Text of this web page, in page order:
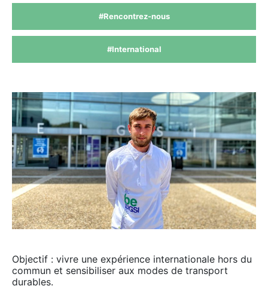
#Rencontrez-nous
#International
Objectif : vivre une expérience internationale hors du
commun et sensibiliser aux modes de transport
durables.